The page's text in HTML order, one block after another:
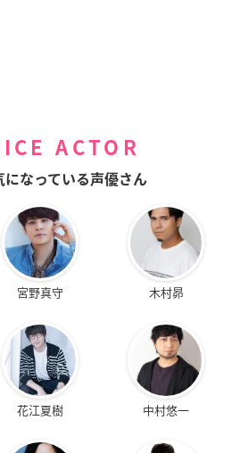
ACTOR
になっている声優さん
宮野真守 木村昴
花江夏樹 中村悠一